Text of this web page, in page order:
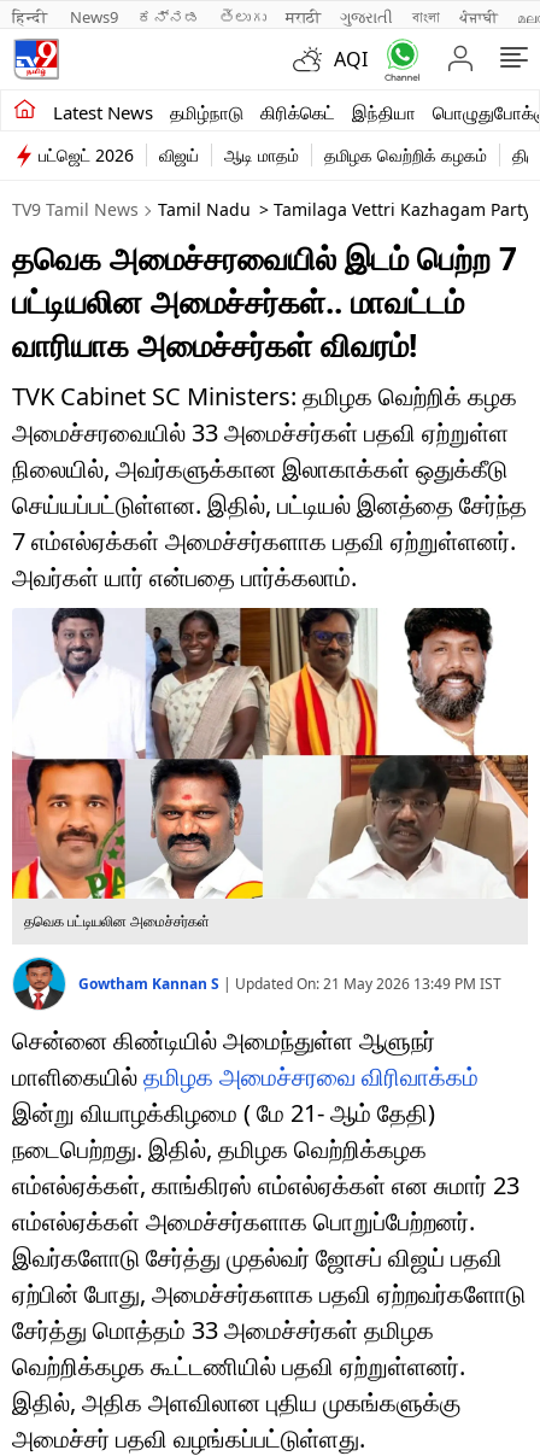
हिन्दी News9 ಕನ್ನಡ తెలుగు मराठी ગુજરાતી বাংলা ਪੰਜਾਬੀ
AQI
Latest News தமிழ்நாடு கிரிக்கெட் இந்தியா
சமீபத்திய செய்திகள்
தமிழ்நாடு
இந்தியா
உலகம்
விளையாட்டு
பொழுதுபோக்கு
லைஃப்ஸ்டைல்
வணிகம்
டெக்னாலஜி
ஆன்மீகம்
வைரல்
ஷார்ட் வீடியோஸ்
வலை கதைகள்
போட்டோ கேலரி
பட்ஜெட் 2026 விஜய் ஆடி மாதம் தமிழக வெற்றிக் கழகம்
TV9 Tamil News Tamil Nadu > Tamilaga Vettri Kazhagam
தவெக அமைச்சரவையில் இடம் பெற்ற 7
பட்டியலின அமைச்சர்கள்.. மாவட்டம்
வாரியாக அமைச்சர்கள் விவரம்!
TVK Cabinet SC Ministers: தமிழக வெற்றிக் கழக
அமைச்சரவையில் 33 அமைச்சர்கள் பதவி ஏற்றுள்ள
நிலையில், அவர்களுக்கான இலாகாக்கள் ஒதுக்கீடு
செய்யப்பட்டுள்ளன. இதில், பட்டியல் இனத்தை சேர்ந்த
7 எம்எல்ஏக்கள் அமைச்சர்களாக பதவி ஏற்றுள்ளனர்.
அவர்கள் யார் என்பதை பார்க்கலாம்.
தவெக பட்டியலின அமைச்சர்கள்
Gowtham Kannan S | Updated On:21 May 2026 13:49 PM IST
சென்னை கிண்டியில் அமைந்துள்ள ஆளுநர்
மாளிகையில்தமிழக அமைச்சரவை விரிவாக்கம்
இன்று வியாழக்கிழமை ( மே 21- ஆம் தேதி)
நடைபெற்றது. இதில், தமிழக வெற்றிக்கழக
எம்எல்ஏக்கள், காங்கிரஸ் எம்எல்ஏக்கள் என சுமார் 23
எம்எல்ஏக்கள் அமைச்சர்களாக பொறுப்பேற்றனர்.
இவர்களோடு சேர்த்து முதல்வர் ஜோசப் விஜய் பதவி
ஏற்பின் போது, அமைச்சர்களாக பதவி ஏற்றவர்களோடு
சேர்த்து மொத்தம் 33 அமைச்சர்கள் தமிழக
வெற்றிக்கழக கூட்டணியில் பதவி ஏற்றுள்ளனர்.
இதில், அதிக அளவிலான புதிய முகங்களுக்கு
அமைச்சர் பதவி வழங்கப்பட்டுள்ளது.